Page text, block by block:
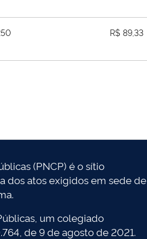
R$ 89,33
(PNCP) é o sítio
dos atos exigidos em sede de
um colegiado
de 9 de agosto de 2021.